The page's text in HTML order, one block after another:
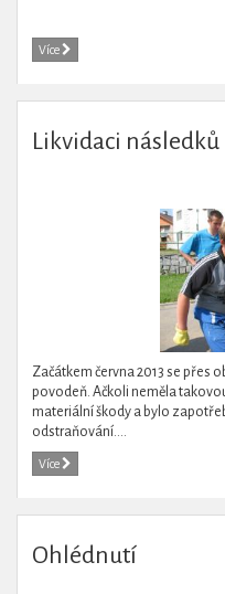
Více
Likvidaci následků
Začátkem června 2013 se přes
povodeň. Ačkoli neměla
materiální škody a bylo
odstraňování....
Více
Ohlédnutí